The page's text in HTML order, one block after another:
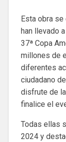
Esta obra
han llevado
37ª Copa
millones de
diferentes
ciudadano
disfrute de
finalice el
Todas ellas
2024 y